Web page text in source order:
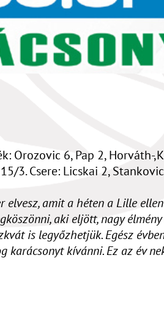
6, Pap 2, Horváth-
3. Csere: Licskai 2,
elvesz, amit a héten a Lille
aki eljött, nagy
is legyőzhetjük. Egész
kívánni. Ez az év